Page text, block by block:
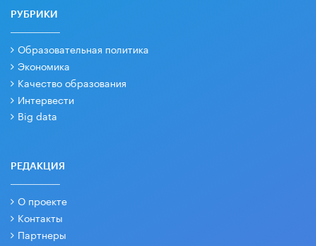
РУБРИКИ
Образовательная политика
Экономика
Качество образования
Интервести
Big data
РЕДАКЦИЯ
О проекте
Контакты
Партнеры